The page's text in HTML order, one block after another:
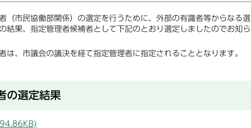
（市民協働部関係）の選定を行うために、外部の有識者等からなる選
結果、指定管理者候補者として下記のとおり選定しましたのでお知ら
、市議会の議決を経て指定管理者に指定されることとなります。
の選定結果